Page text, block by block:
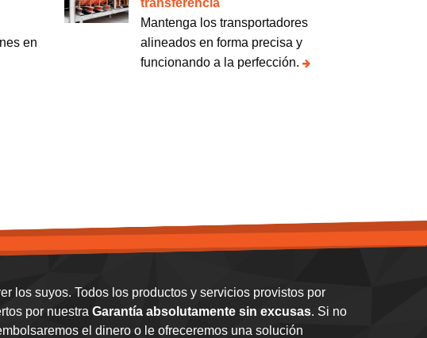
en
Mantenga los transportadores
alineados en forma precisa y
funcionando a la perfección.
los suyos. Todos los productos y servicios provistos por
por nuestra Garantía absolutamente sin excusas. Si no
el dinero o le ofreceremos una solución